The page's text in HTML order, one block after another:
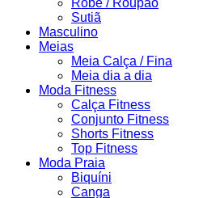
Robe / Roupão
Sutiã
Masculino
Meias
Meia Calça / Fina
Meia dia a dia
Moda Fitness
Calça Fitness
Conjunto Fitness
Shorts Fitness
Top Fitness
Moda Praia
Biquíni
Canga